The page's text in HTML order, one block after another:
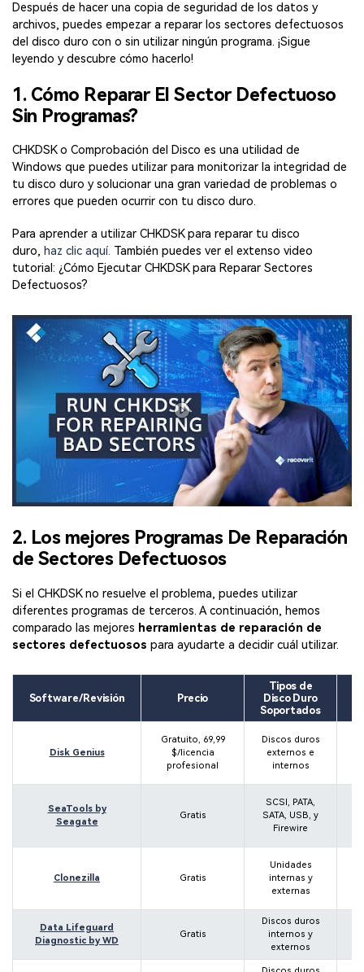
Después de hacer una copia de seguridad de los datos y
archivos, puedes empezar a reparar los sectores defectuosos
del disco duro con o sin utilizar ningún programa. ¡Sigue
leyendo y descubre cómo hacerlo!
1. Cómo Reparar El Sector Defectuoso
Sin Programas?
CHKDSK o Comprobación del Disco es una utilidad de
Windows que puedes utilizar para monitorizar la integridad de
tu disco duro y solucionar una gran variedad de problemas o
errores que pueden ocurrir con tu disco duro.
Para aprender a utilizar CHKDSK para reparar tu disco
duro, haz clic aquí. También puedes ver el extenso video
tutorial: ¿Cómo Ejecutar CHKDSK para Reparar Sectores
Defectuosos?
2. Los mejores Programas De Reparación
de Sectores Defectuosos
Si el CHKDSK no resuelve el problema, puedes utilizar
diferentes programas de terceros. A continuación, hemos
comparado las mejores herramientas de reparación de
sectores defectuosos para ayudarte a decidir cuál utilizar.
Software/Revisión Precio
Tipos de
Disco Duro
Soportados
Disk Genius
Gratuito, 69,99
$/licencia
profesional
Discos duros
externos e
internos
SeaTools by
Seagate
Gratis
SCSI, PATA,
SATA, USB, y
Firewire
Clonezilla Gratis
Unidades
internas y
externas
Data Lifeguard
Diagnostic by WD
Gratis
Discos duros
internos y
externos